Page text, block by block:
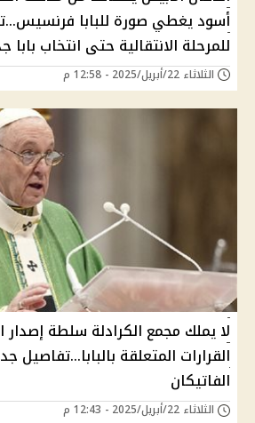
أسود يغطي صورة للبابا
للمرحلة الانتقالية حتى انتخاب بابا
الثلاثاء 22/أبريل/2025 - 12:58 م
لا يملك مجمع الكرادلة سلطة إصدار
القرارات المتعلقة
الفاتيكان
الثلاثاء 22/أبريل/2025 - 12:43 م